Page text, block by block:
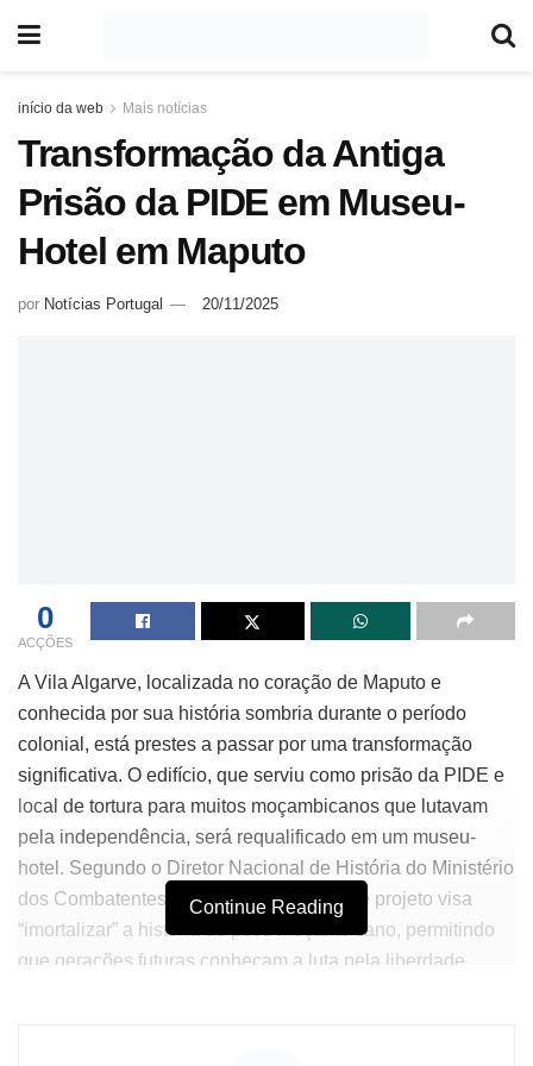
início da web Mais notícias
Transformação da Antiga
Prisão da PIDE em Museu-
Hotel em Maputo
por Notícias Portugal 20/11/2025
0
ACÇÕES
A Vila Algarve, localizada no coração de Maputo e
conhecida por sua história sombria durante o período
colonial, está prestes a passar por uma transformação
significativa. O edifício, que serviu como prisão da PIDE e
local de tortura para muitos moçambicanos que lutavam
pela independência, será requalificado em um museu-
hotel. Segundo o Diretor Nacional de História do Ministério
dos Combatentes, Guilherme Ombe, esse projeto visa
“imortalizar” a história do povo moçambicano, permitindo
que gerações futuras conheçam a luta pela liberdade
Continue Reading